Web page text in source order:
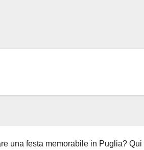
una festa memorabile in Puglia?